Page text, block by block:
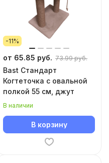
-11%
от 65.85 руб. 73.99 руб.
Bast Стандарт
Когтеточка с овальной
полкой 55 см, джут
В наличии
В корзину